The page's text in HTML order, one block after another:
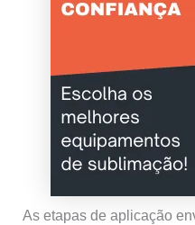
As etapas de aplicação